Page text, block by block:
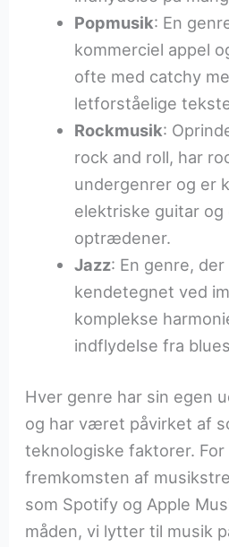
Popmusik: En
kommerciel appel
ofte med catchy
letforståelige
Rockmusik:
rock and roll, har
undergenrer og er
elektriske guitar og
optrædener.
Jazz: En genre,
kendetegnet ved
komplekse
indflydelse fra
Hver genre har sin egen
og har været påvirket af
teknologiske faktorer.
fremkomsten af
som Spotify og Apple
måden, vi lytter til musik